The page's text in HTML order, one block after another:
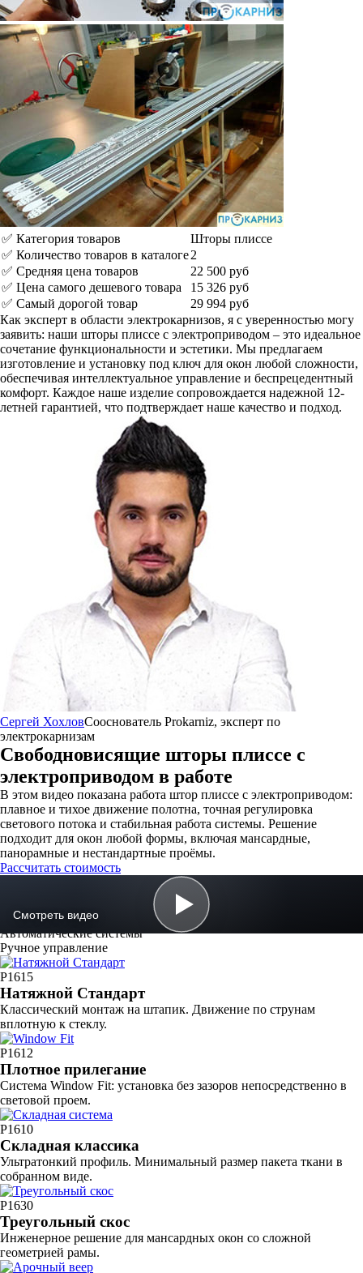
✅ Категория товаров
Шторы плиссе
✅ Количество товаров в каталоге2
✅ Средняя цена товаров
22 500 руб
✅ Цена самого дешевого товара
15 326 руб
✅ Самый дорогой товар
29 994 руб
Как эксперт в области электрокарнизов, я с уверенностью могу
заявить: наши шторы плиссе с электроприводом – это идеальное
сочетание функциональности и эстетики. Мы предлагаем
изготовление и установку под ключ для окон любой сложности,
обеспечивая интеллектуальное управление и беспрецедентный
комфорт. Каждое наше изделие сопровождается надежной 12-
летней гарантией, что подтверждает наше качество и подход.
Сергей ХохловСооснователь Prokarniz, эксперт по
электрокарнизам
Свободновисящие шторы плиссе с
электроприводом в работе
В этом видео показана работа штор плиссе с электроприводом:
плавное и тихое движение полотна, точная регулировка
светового потока и стабильная работа системы. Решение
подходит для окон любой формы, включая мансардные,
панорамные и нестандартные проёмы.
Рассчитать стоимость
Смотреть видео
Разновидности плиссе
Профессиональный подбор систем под любую форму окна и
способ монтажа
Автоматические системы
Ручное управление
P1615
Натяжной Стандарт
Классический монтаж на штапик. Движение по струнам
вплотную к стеклу.
P1612
Плотное прилегание
Система Window Fit: установка без зазоров непосредственно в
световой проем.
P1610
Складная классика
Ультратонкий профиль. Минимальный размер пакета ткани в
собранном виде.
P1630
Треугольный скос
Инженерное решение для мансардных окон со сложной
геометрией рамы.